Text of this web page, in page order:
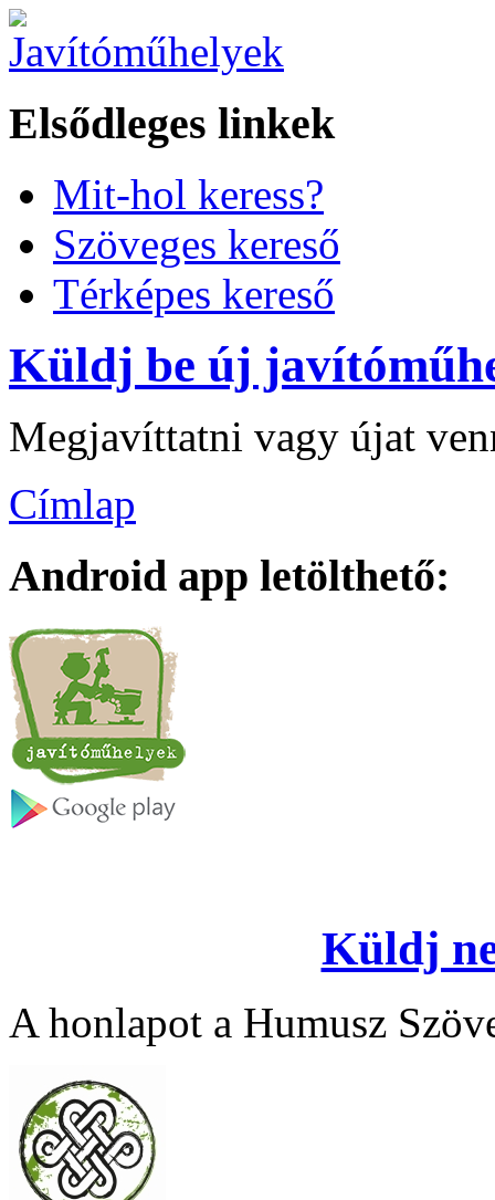
Elsődleges linkek
Mit-hol keress?
Szöveges kereső
Térképes kereső
Küldj be új
Megjavíttatni vagy újat
Címlap
Android app letölthető:
Küldj
A honlapot a Humusz